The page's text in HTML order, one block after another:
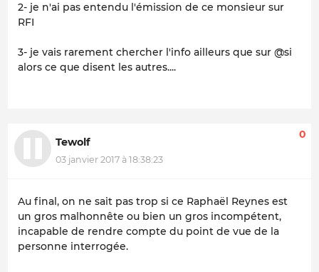
2- je n'ai pas entendu l'émission de ce monsieur sur
RFI
3- je vais rarement chercher l'info ailleurs que sur @si
alors ce que disent les autres....
Tewolf
03 janvier 2017 à 18:38:23
0
Au final, on ne sait pas trop si ce Raphaël Reynes est
un gros malhonnête ou bien un gros incompétent,
incapable de rendre compte du point de vue de la
personne interrogée.